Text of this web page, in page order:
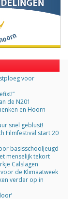
voor
de N201
en Hoorn
snel geblust!
Filmfestival start 20
basisschooljeugd
menselijk tekort
Calslagen
de Klimaatweek
verder op in